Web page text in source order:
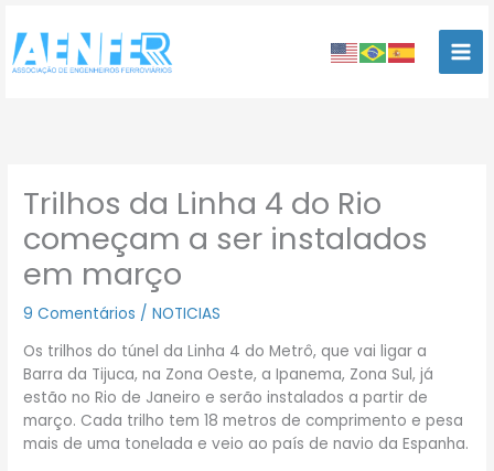
para
conteúdo
Trilhos da Linha 4 do Rio
começam a ser instalados
em março
9 Comentários /NOTICIAS
Os trilhos do túnel da Linha 4 do Metrô, que vai ligar a
Barra da Tijuca, na Zona Oeste, a Ipanema, Zona Sul, já
estão no Rio de Janeiro e serão instalados a partir de
março. Cada trilho tem 18 metros de comprimento e pesa
mais de uma tonelada e veio ao país de navio da Espanha.